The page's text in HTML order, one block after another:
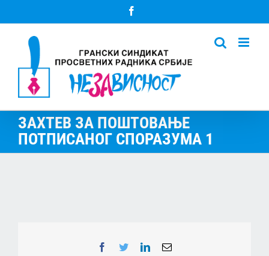
to
ЗАХТЕВ ЗА ПОШТОВАЊЕ
ПОТПИСАНОГ СПОРАЗУМА 1
Facebook
TwitterLinkedInEmail